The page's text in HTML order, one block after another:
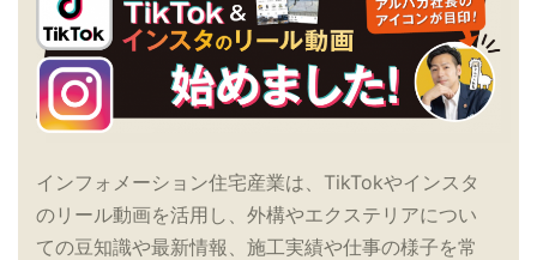
インフォメーション住宅産業は、TikTokやインスタ
のリール動画を活用し、外構やエクステリアについ
ての豆知識や最新情報、施工実績や仕事の様子を常